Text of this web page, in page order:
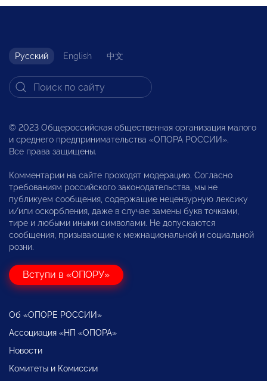
Русский English 中文
© 2023 Общероссийская общественная организация малого
и среднего предпринимательства «ОПОРА РОССИИ».
Все права защищены.
Комментарии на сайте проходят модерацию. Согласно
требованиям российского законодательства, мы не
публикуем сообщения, содержащие нецензурную лексику
и/или оскорбления, даже в случае замены букв точками,
тире и любыми иными символами. Не допускаются
сообщения, призывающие к межнациональной и социальной
розни.
Вступи в «ОПОРУ»
Об «ОПОРЕ РОССИИ»
Ассоциация «НП «ОПОРА»
Новости
Комитеты и Комиссии